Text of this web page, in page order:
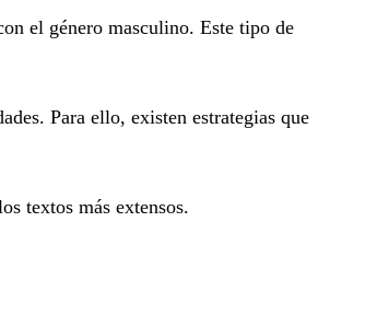
el género masculino. Este tipo de
Para ello, existen estrategias que
textos más extensos.